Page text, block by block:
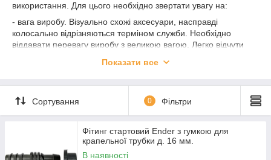
використання. Для цього необхідно звертати увагу на:
- вага виробу. Візуально схожі аксесуари, насправді
колосально відрізняються терміном служби. Необхідно
віддавати перевагу виробу з великою вагою. Легко відчути
- матеріал, з якого виготовлено виріб. Необхідно вибирати
сировини. Фурнітура, що виготовляється з первинної
сировини має глянсову поверхню, з вторинної - більш матову,
Вся фурнітура Ender вироблена з первинної сировини,
стійка до UV.
Показати все
Сортування 0 Фільтри
Фітинг стартовий Ender з гумкою для
крапельної трубки д. 16 мм.
В наявності